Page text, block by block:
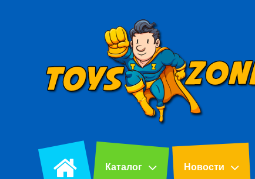
Каталог Новости